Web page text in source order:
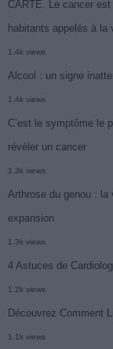
CARTE. Le cancer
habitants appelés à la
1.4k views
Alcool : un signe
1.4k views
C’est le symptôme le
révéler un cancer
1.3k views
Arthrose du genou : la
expansion
1.3k views
4 Astuces de
1.2k views
Découvrez Comment
1.1k views